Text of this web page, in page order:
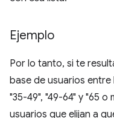
Ejemplo
Por lo tanto, si te
base de usuarios entre
"35-49", "49-64" y "65 o
usuarios que elijan a